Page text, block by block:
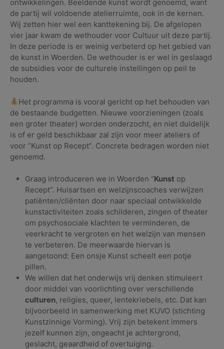
ontwikkelingen. Beeldende kunst wordt genoemd, want
de partij wil voldoende atelierruimte, ook in de kernen.
Wij zetten hier wel een kanttekening bij. De afgelopen
vier jaar kwam de wethouder voor Cultuur uit deze partij.
In deze periode is er weinig verbeterd op het gebied van
de kunst in Woerden. De wethouder is er wel in geslaagd
de subsidies voor de culturele instellingen op peil te
houden.
Het programma is vooral gericht op het behouden van
de bestaande budgetten. Nieuwe voorzieningen (zoals
een groter theater) worden onderzocht, en niet duidelijk
is of er geld beschikbaar zal zijn voor meer ateliers of
voor “Kunst op Recept”. Concrete bedragen worden niet
genoemd.
Graag introduceren we in Woerden “Kunst op
Recept”. Huisartsen en welzijnscoaches verwijzen
patiënten/cliënten door naar speciaal ontwikkelde
kunstactiviteiten zoals schilderen, zingen of theater
om psychosociale klachten te verminderen, de
veerkracht te vergroten en het welzijn van mensen
te verbeteren. De meerwaarde hiervan is
aangetoond: Een onsje Kunst scheelt een potje
pillen.
We willen dat het onderwijs vrij denken stimuleert
door middel van voorlichting over verschillende
culturen, religies, queer, lentekriebels, etc. Dat kan
bijvoorbeeld in samenwerking met KUVO (stichting
Kunstzinnige Vorming). Vrij zijn betekent immers
jezelf kunnen zijn, ongeacht je achtergrond,
geslacht, geaardheid of overtuiging.